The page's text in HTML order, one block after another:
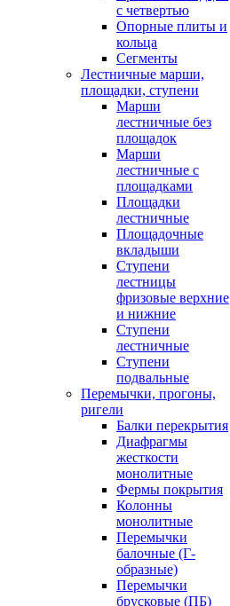
с четвертью
Опорные плиты и
кольца
Сегменты
Лестничные марши,
площадки, ступени
Марши
лестничные без
площадок
Марши
лестничные с
площадками
Площадки
лестничные
Площадочные
вкладыши
Ступени
лестницы
фризовые верхние
и нижние
Ступени
лестничные
Ступени
подвальные
Перемычки, прогоны,
ригели
Балки перекрытия
Диафрагмы
жесткости
монолитные
Фермы покрытия
Колонны
монолитные
Перемычки
балочные (Г-
образные)
Перемычки
брусковые (ПБ)